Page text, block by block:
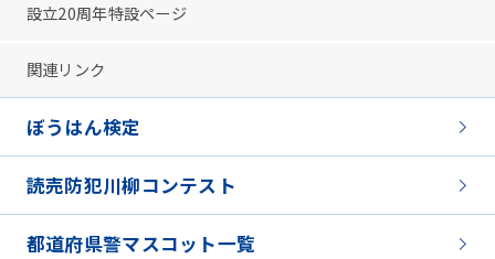
設立20周年特設ページ
関連リンク
ぼうはん検定
読売防犯川柳コンテスト
都道府県警マスコット一覧